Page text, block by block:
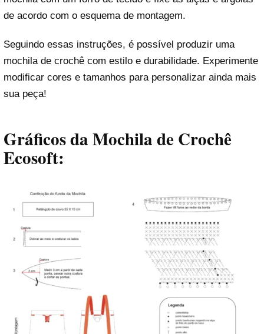
de acordo com o esquema de montagem.
Seguindo essas instruções, é possível produzir uma
mochila de crochê com estilo e durabilidade. Experimente
modificar cores e tamanhos para personalizar ainda mais
sua peça!
Gráficos da Mochila de Crochê
Ecosoft: